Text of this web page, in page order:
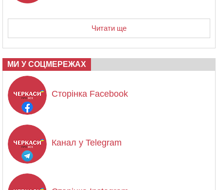
Читати ще
МИ У СОЦМЕРЕЖАХ
Сторінка Facebook
Канал у Telegram